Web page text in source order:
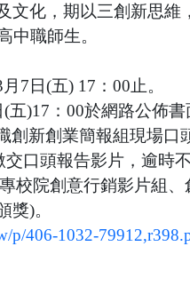
文化，期以三創新思
中職師生。
月 7 日(五) 17 ： 00 止。
(五)17 ： 00於網路公佈書
創新創業簡報組現場口
交口頭報告影片，逾時不
校院創意行銷影片組
獎)。
p/406-1032-